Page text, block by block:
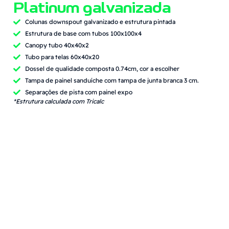
Platinum galvanizada
Colunas downspout galvanizado e estrutura pintada
Estrutura de base com tubos 100x100x4
Canopy tubo 40x40x2
Tubo para telas 60x40x20
Dossel de qualidade composta 0.74cm, cor a escolher
Tampa de painel sanduíche com tampa de junta branca 3 cm.
Separações de pista com painel expo
*Estrutura calculada com Tricalc